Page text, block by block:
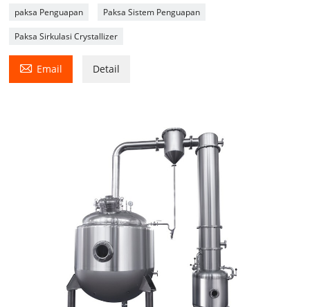
paksa Penguapan Paksa Sistem Penguapan
Paksa Sirkulasi Crystallizer
 Email Detail